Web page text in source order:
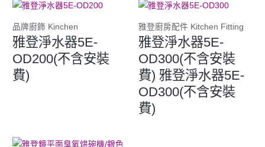
品牌廚飾 Kinchen
雅登淨水器5E-
OD200(不含安裝
費)
雅登廚房配件 Kitchen Fitting
雅登淨水器5E-
OD300(不含安裝
費) 雅登淨水器5E-
OD300(不含安裝
費)